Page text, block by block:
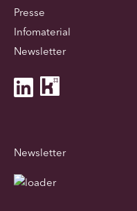
Presse
Infomaterial
Newsletter
Newsletter